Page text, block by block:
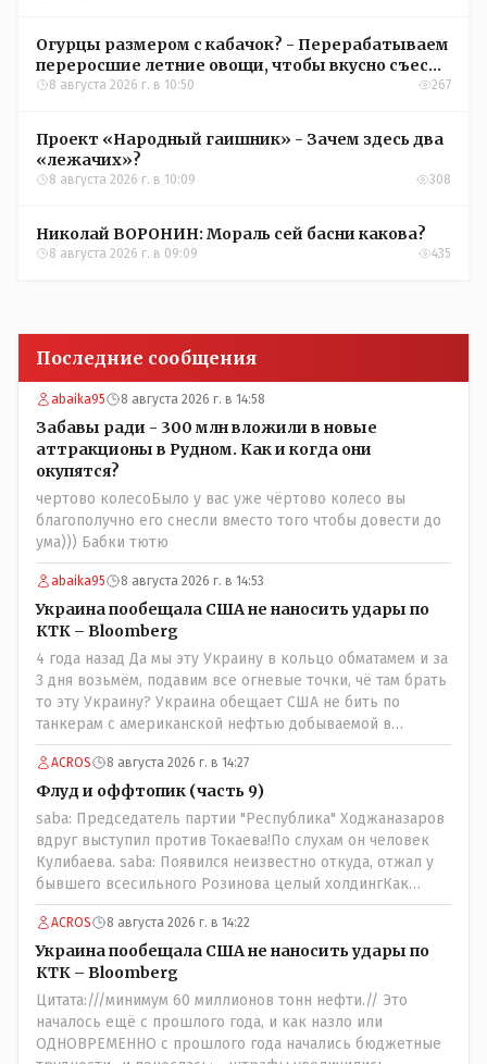
Огурцы размером с кабачок? - Перерабатываем
переросшие летние овощи, чтобы вкусно съесть
зимой
8 августа 2026 г. в 10:50 267
Проект «Народный гаишник» - Зачем здесь два
«лежачих»?
8 августа 2026 г. в 10:09 308
Николай ВОРОНИН: Мораль сей басни какова?
8 августа 2026 г. в 09:09 435
Последние сообщения
abaika95 8 августа 2026 г. в 14:58
Забавы ради - 300 млн вложили в новые
аттракционы в Рудном. Как и когда они
окупятся?
чертово колесоБыло у вас уже чёртово колесо вы
благополучно его снесли вместо того чтобы довести до
ума))) Бабки тютю
abaika95 8 августа 2026 г. в 14:53
Украина пообещала США не наносить удары по
КТК – Bloomberg
4 года назад Да мы эту Украину в кольцо обматамем и за
3 дня возьмём, подавим все огневые точки, чё там брать
то эту Украину? Украина обещает США не бить по
танкерам с американской нефтью добываемой в
Казахстане-мы сейчас в этой точке
ACROS 8 августа 2026 г. в 14:27
Флуд и оффтопик (часть 9)
saba: Председатель партии "Республика" Ходжаназаров
вдруг выступил против Токаева!По слухам он человек
Кулибаева. saba: Появился неизвестно откуда, отжал у
бывшего всесильного Розинова целый холдингКак
неизвестно: - в Жаильме сеял ПОЛТОРЫ тысяча гектар ,
разбогател и отжал у Василия самый крупный
агрохолдинг в мире, занесенный в Книгу рекордов
Гиннеса.
ACROS 8 августа 2026 г. в 14:22
Украина пообещала США не наносить удары по
КТК – Bloomberg
Цитата:///минимум 60 миллионов тонн нефти.// Это
началось ещё с прошлого года, и как назло или
ОДНОВРЕМЕННО с прошлого года начались бюджетные